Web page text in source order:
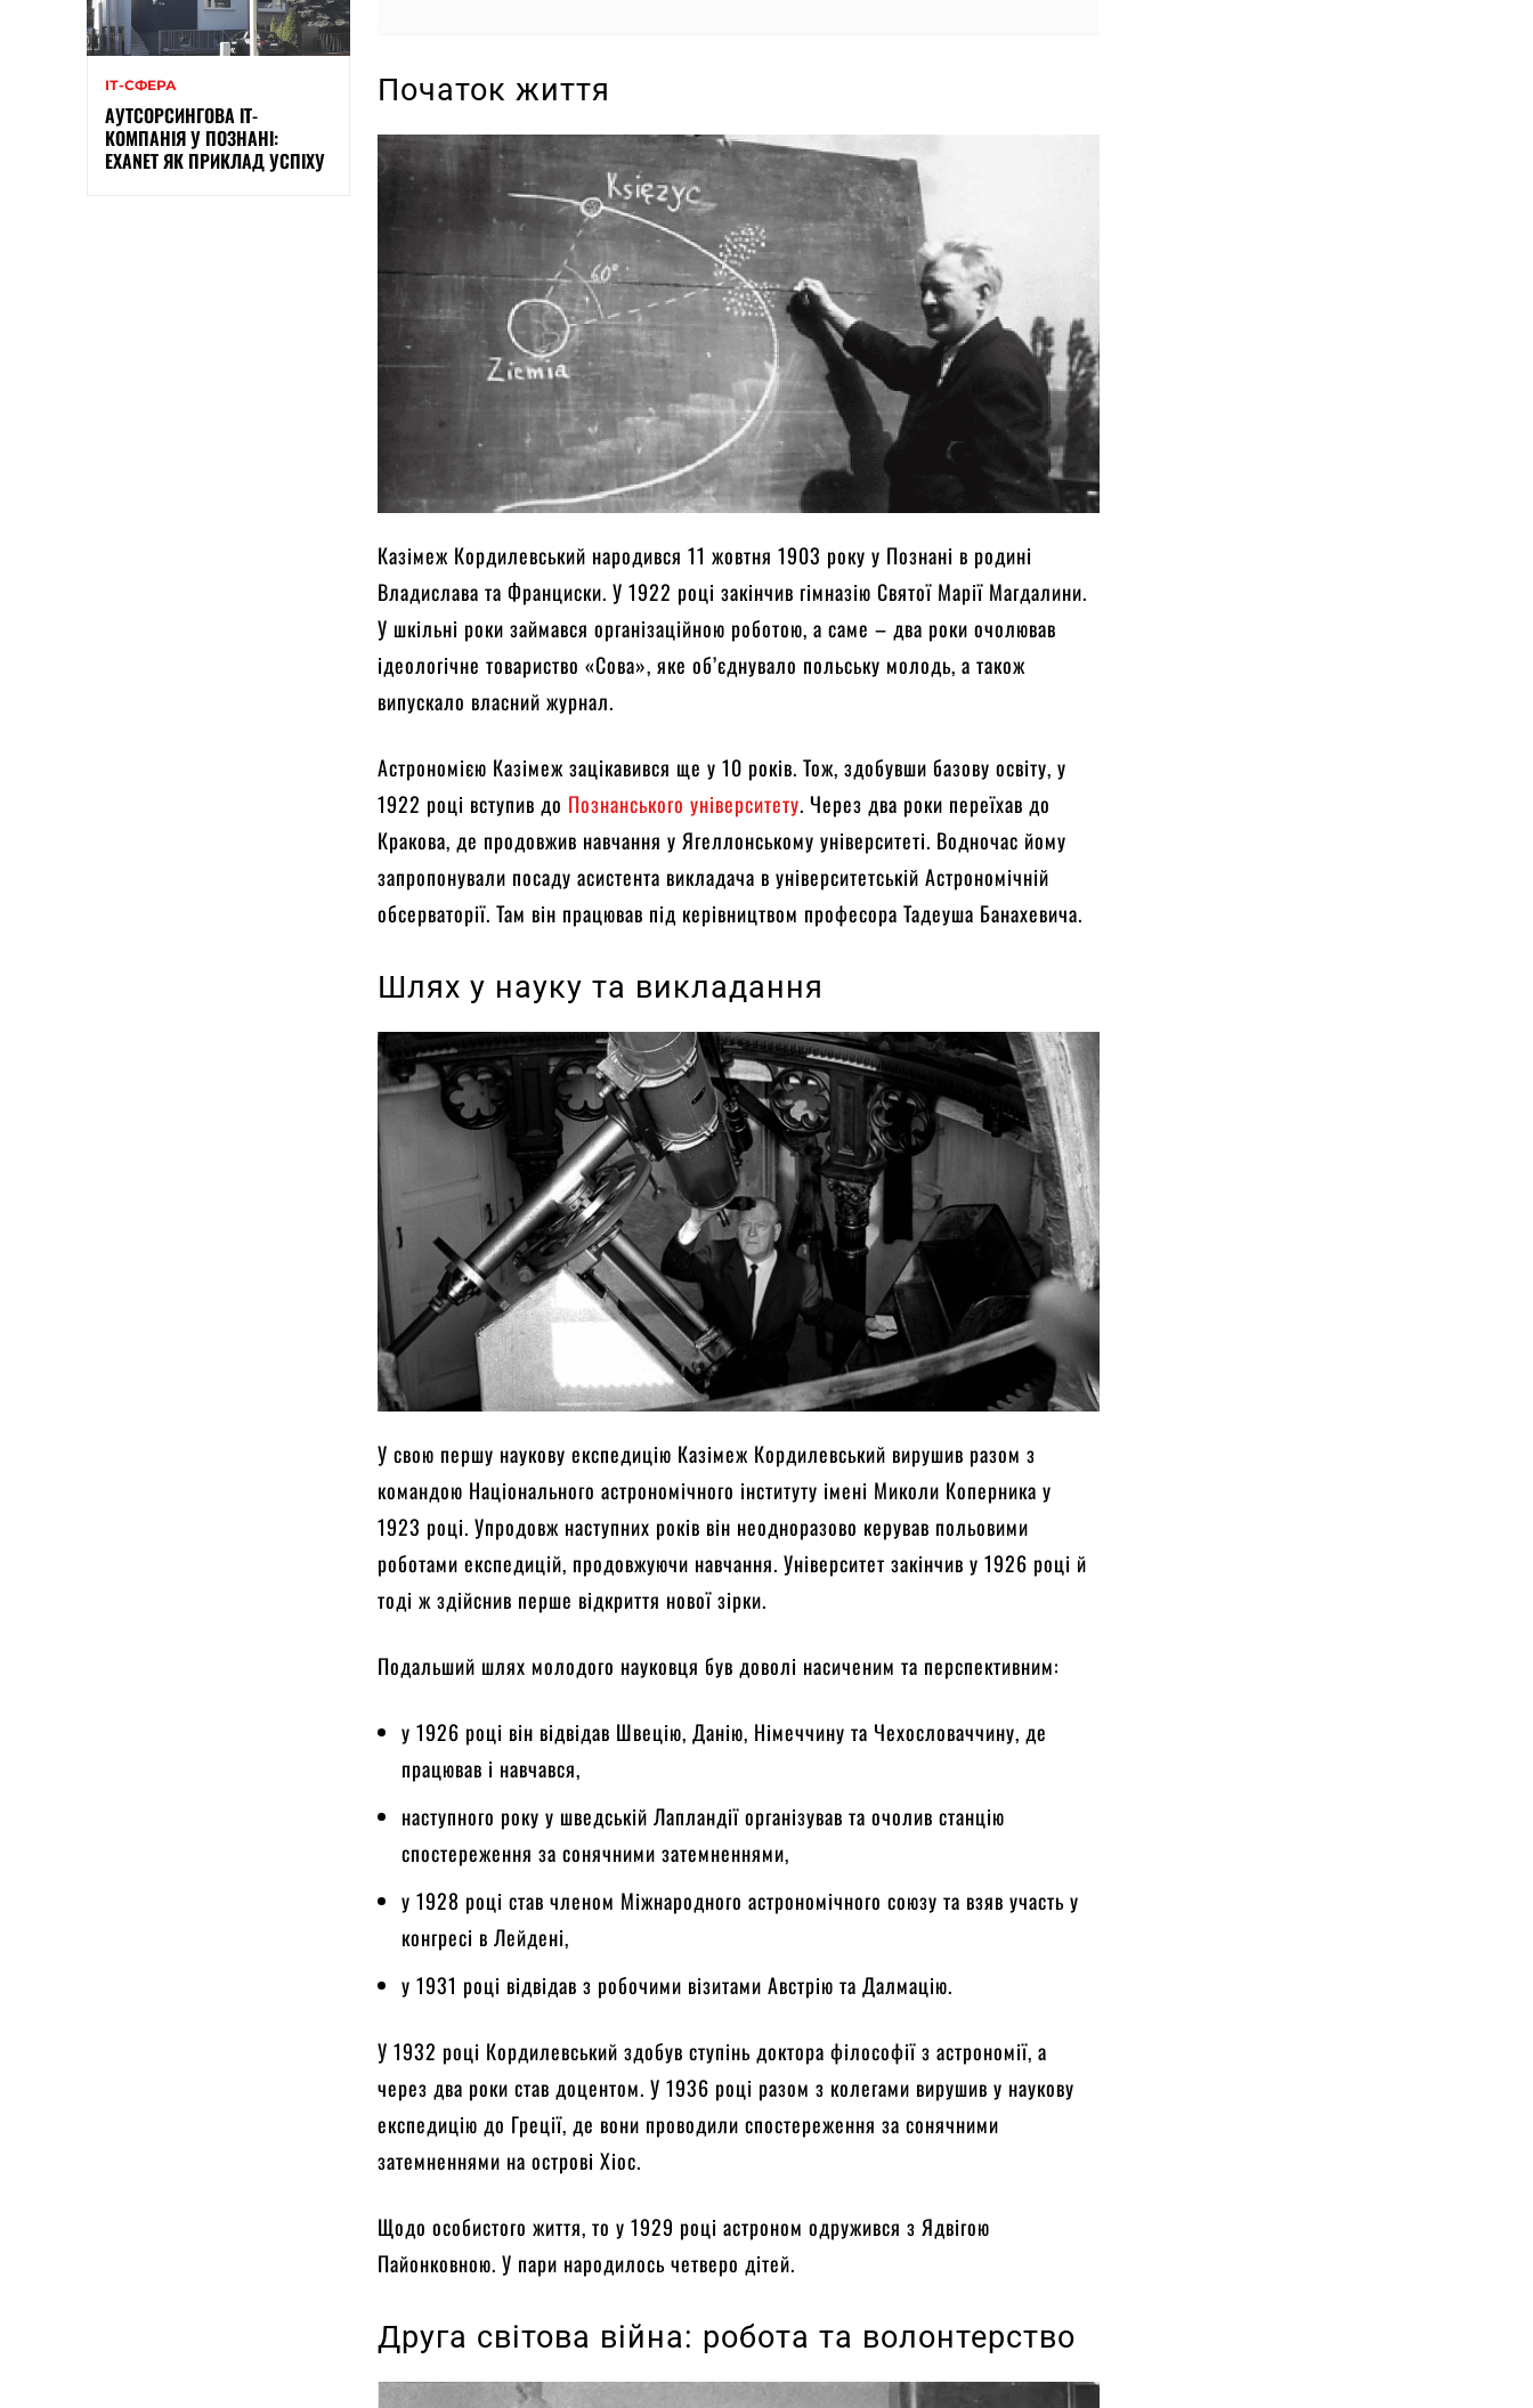
ІТ-СФЕРА
АУТСОРСИНГОВА ІТ-
КОМПАНІЯ У ПОЗНАНІ:
EXANET ЯК ПРИКЛАД УСПІХУ
Початок життя
Казімеж Кордилевський народився 11 жовтня 1903 року у Познані в родині
Владислава та Франциски. У 1922 році закінчив гімназію Святої Марії Магдалини.
У шкільні роки займався організаційною роботою, а саме – два роки очолював
ідеологічне товариство «Сова», яке об’єднувало польську молодь, а також
випускало власний журнал.
Астрономією Казімеж зацікавився ще у 10 років. Тож, здобувши базову освіту, у
1922 році вступив до Познанського університету. Через два роки переїхав до
Кракова, де продовжив навчання у Ягеллонському університеті. Водночас йому
запропонували посаду асистента викладача в університетській Астрономічній
обсерваторії. Там він працював під керівництвом професора Тадеуша Банахевича.
Шлях у науку та викладання
У свою першу наукову експедицію Казімеж Кордилевський вирушив разом з
командою Національного астрономічного інституту імені Миколи Коперника у
1923 році. Упродовж наступних років він неодноразово керував польовими
роботами експедицій, продовжуючи навчання. Університет закінчив у 1926 році й
тоді ж здійснив перше відкриття нової зірки.
Подальший шлях молодого науковця був доволі насиченим та перспективним:
у 1926 році він відвідав Швецію, Данію, Німеччину та Чехословаччину, де
працював і навчався,
наступного року у шведській Лапландії організував та очолив станцію
спостереження за сонячними затемненнями,
у 1928 році став членом Міжнародного астрономічного союзу та взяв участь у
конгресі в Лейдені,
у 1931 році відвідав з робочими візитами Австрію та Далмацію.
У 1932 році Кордилевський здобув ступінь доктора філософії з астрономії, а
через два роки став доцентом. У 1936 році разом з колегами вирушив у наукову
експедицію до Греції, де вони проводили спостереження за сонячними
затемненнями на острові Хіос.
Щодо особистого життя, то у 1929 році астроном одружився з Ядвігою
Пайонковною. У пари народилось четверо дітей.
Друга світова війна: робота та волонтерство